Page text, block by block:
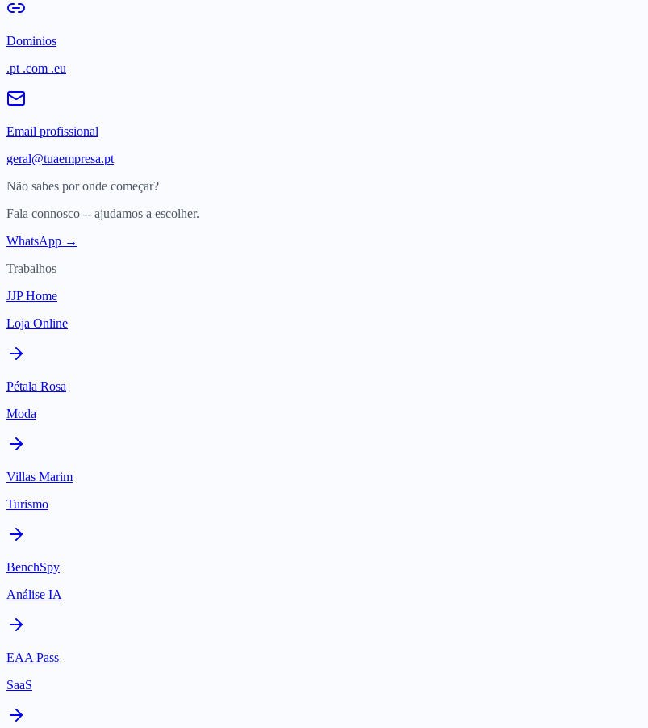
Dominios
.pt .com .eu
Email profissional
geral@tuaempresa.pt
Não sabes por onde começar?
Fala connosco -- ajudamos a escolher.
WhatsApp →
Trabalhos
JJP Home
Loja Online
Pétala Rosa
Moda
Villas Marim
Turismo
BenchSpy
Análise IA
EAA Pass
SaaS